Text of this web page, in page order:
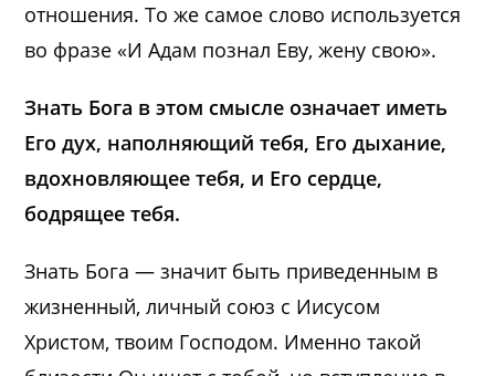
отношения. То же самое слово используется
во фразе «И Адам познал Еву, жену свою».
Знать Бога в этом смысле означает иметь
Его дух, наполняющий тебя, Его дыхание,
вдохновляющее тебя, и Его сердце,
бодрящее тебя.
Знать Бога — значит быть приведенным в
жизненный, личный союз с Иисусом
Христом, твоим Господом. Именно такой